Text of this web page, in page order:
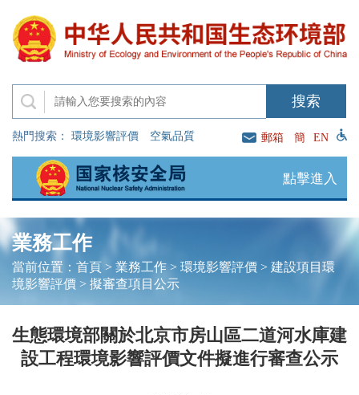
熱門搜索： 環境影響評價 空氣品質 郵箱 簡 EN
點擊進入
業務工作
當前位置： 首頁> 業務工作> 環境影響評價> 建設項目環
境影響評價> 擬審查項目公示
生態環境部關於北京市房山區二道河水庫建
設工程環境影響評價文件擬進行審查公示